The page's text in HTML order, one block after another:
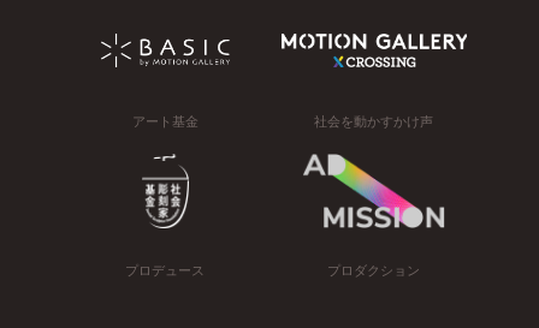
アート基金 社会を動かすかけ声
プロデュース プロダクション